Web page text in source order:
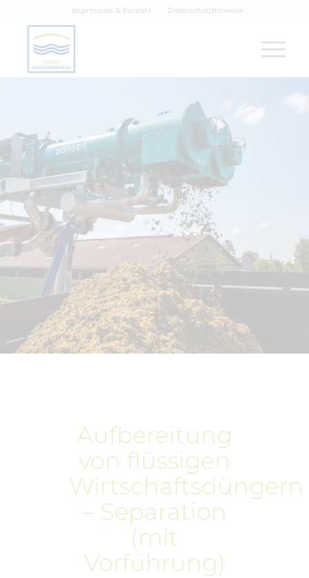
Impressum & Kontakt Datenschutzhinweise
Aufbereitung
von flüssigen
Wirtschaftsdüngern
– Separation
(mit
Vorführung)